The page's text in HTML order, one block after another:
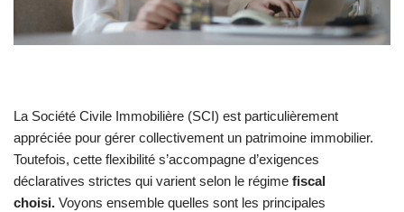
La Société Civile Immobilière (SCI) est particulièrement
appréciée pour gérer collectivement un patrimoine immobilier.
Toutefois, cette flexibilité s’accompagne d’exigences
déclaratives strictes qui varient selon le régime fiscal
choisi. Voyons ensemble quelles sont les principales